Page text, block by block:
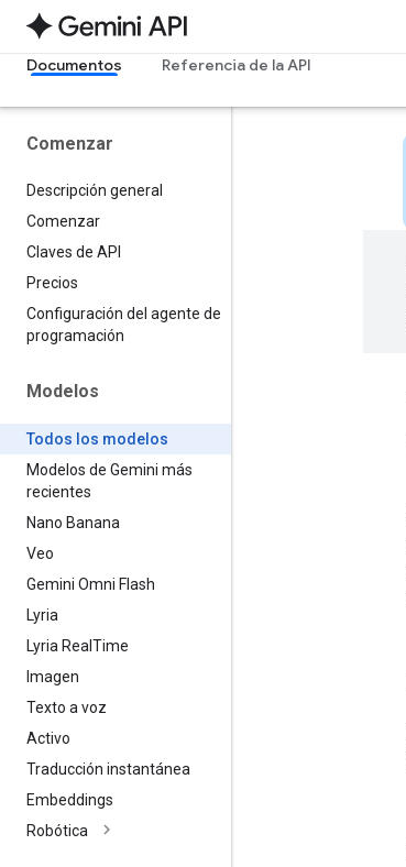
Documentos Referencia de la API
Comenzar
Descripción general
Comenzar
Claves de API
Precios
Configuración del agente de
programación
Modelos
Todos los modelos
Modelos de Gemini más
recientes
Nano Banana
Veo
Gemini Omni Flash
Lyria
Lyria Real Time
Imagen
Texto a voz
Activo
Traducción instantánea
Embeddings
Robótica